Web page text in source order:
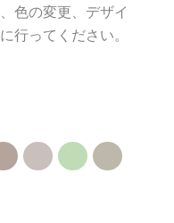
色の変更、デザイ
行ってください。